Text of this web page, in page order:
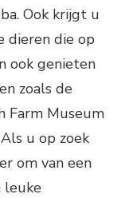
Ook krijgt u
dieren die op
ook genieten
zoals de
Farm Museum
u op zoek
om van een
leuke